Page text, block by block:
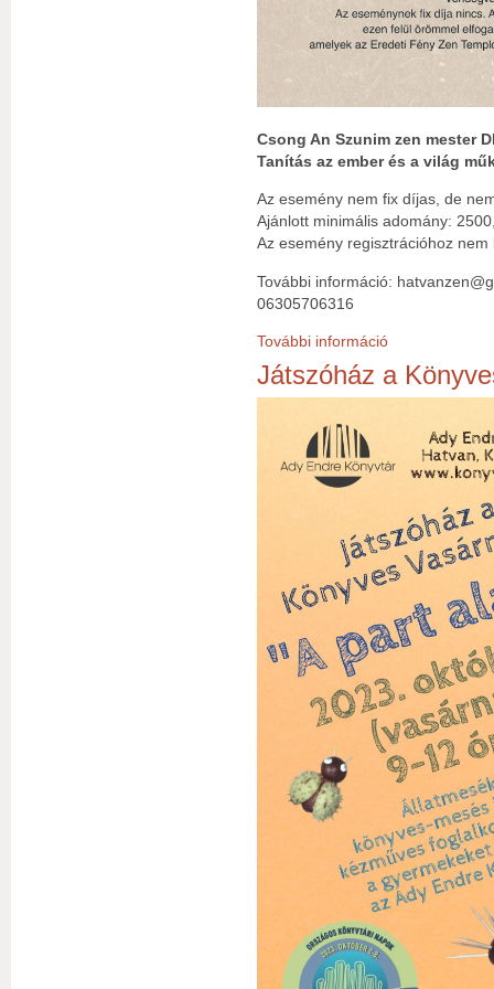
Csong An Szunim zen mester
Tanítás az ember és a világ
Az esemény nem fix díjas, de
Ajánlott minimális adomány:
Az esemény regisztrációhoz nem
További információ:
06305706316
További információ
Játszóház a